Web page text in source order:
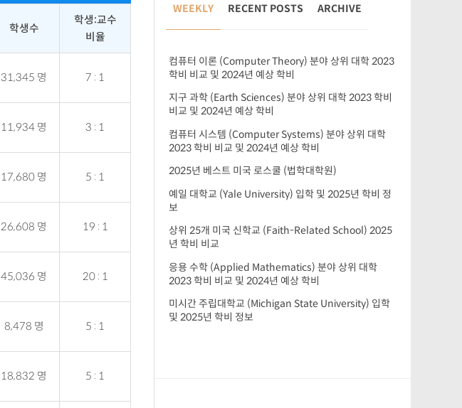
학생수
학생:교수
비율
31,345 명 7 : 1
11,934 명 3 : 1
17,680 명 5 : 1
26,608 명 19 : 1
45,036 명 20 : 1
8,478 명 5 : 1
18,832 명 5 : 1
WEEKLY RECENT POSTS ARCHIVE
컴퓨터 이론 (Computer Theory) 분야 상위 대학 2023
학비 비교 및 2024년 예상 학비
지구 과학 (Earth Sciences) 분야 상위 대학 2023 학비
비교 및 2024년 예상 학비
컴퓨터 시스템 (Computer Systems) 분야 상위 대학
2023 학비 비교 및 2024년 예상 학비
2025년 베스트 미국 로스쿨 (법학대학원)
예일 대학교 (Yale University) 입학 및 2025년 학비 정
보
상위 25개 미국 신학교 (Faith-Related School) 2025
년 학비 비교
응용 수학 (Applied Mathematics) 분야 상위 대학
2023 학비 비교 및 2024년 예상 학비
미시간 주립대학교 (Michigan State University) 입학
및 2025년 학비 정보